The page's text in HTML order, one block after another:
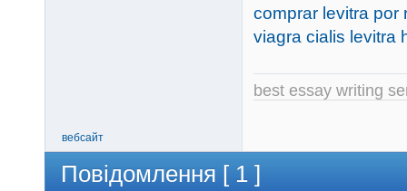
comprar levitra por
viagra cialis levitra
best essay writing
вебсайт
Повідомлення [ 1 ]